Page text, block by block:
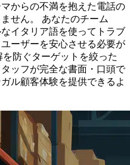
からの不満を抱えた電話の
せん。 あなたのチーム
イタリア語を使ってトラブ
ーザーを安心させる必要が
防ぐターゲットを絞った
ッフが完全な書面・口頭で
ル顧客体験を提供できるよ